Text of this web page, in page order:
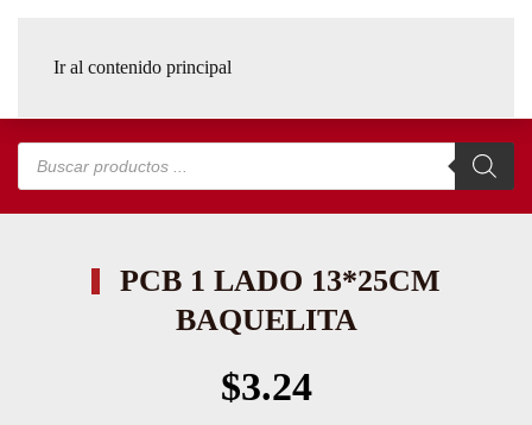
Ir al contenido principal
Búsqueda
productos
PCB 1 LADO 13*25CM
BAQUELITA
$3.24